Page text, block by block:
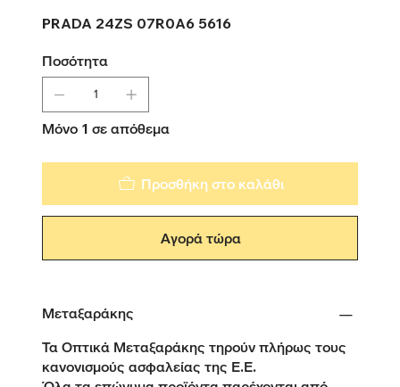
PRADA 24ZS 07R0A6 5616
Ποσότητα
Μόνο 1 σε απόθεμα
Προσθήκη στο καλάθι
Αγορά τώρα
Μεταξαράκης
Τα Οπτικά Μεταξαράκης τηρούν πλήρως τους
κανονισμούς ασφαλείας της Ε.Ε.